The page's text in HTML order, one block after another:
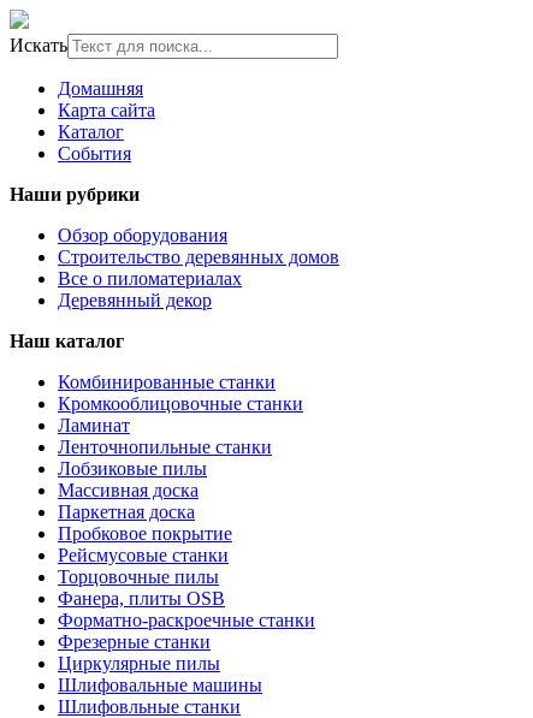
Искать
Домашняя
Карта сайта
Каталог
События
Наши рубрики
Обзор оборудования
Строительство деревянных домов
Все о пиломатериалах
Деревянный декор
Наш каталог
Комбинированные станки
Кромкооблицовочные станки
Ламинат
Ленточнопильные станки
Лобзиковые пилы
Массивная доска
Паркетная доска
Пробковое покрытие
Рейсмусовые станки
Торцовочные пилы
Фанера, плиты OSB
Форматно-раскроечные станки
Фрезерные станки
Циркулярные пилы
Шлифовальные машины
Шлифовльные станки